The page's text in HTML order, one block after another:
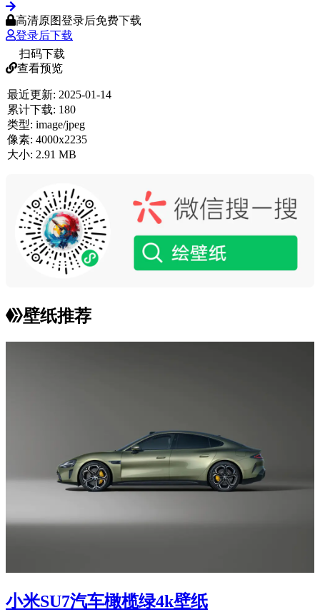
高清原图登录后免费下载
登录后下载
扫码下载
查看预览
最近更新: 2025-01-14
累计下载: 180
类型: image/jpeg
像素: 4000x2235
大小: 2.91 MB
壁纸推荐
小米SU7汽车橄榄绿4k壁纸